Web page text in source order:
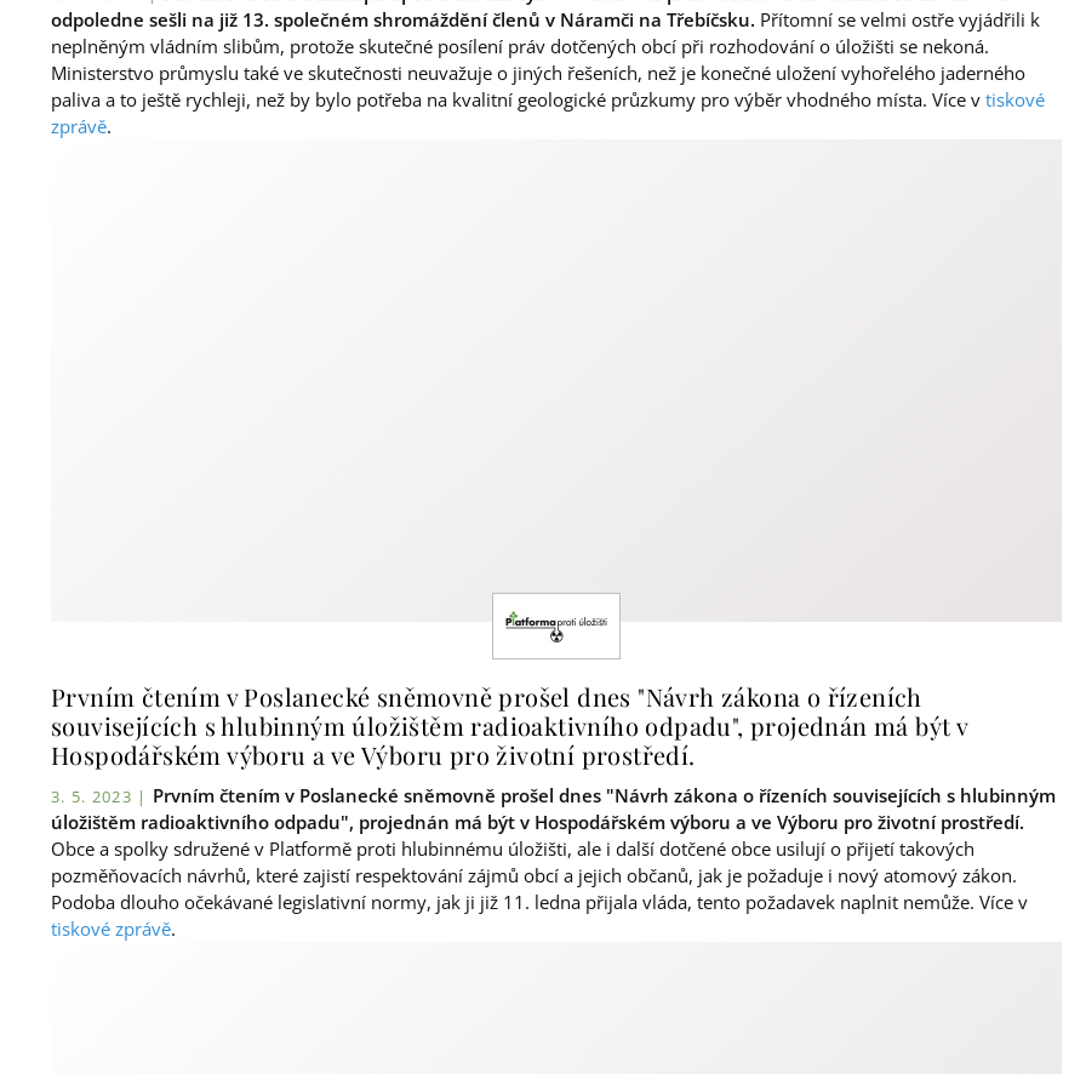
odpoledne sešli na již 13. společném shromáždění členů v Náramči na Třebíčsku. Přítomní se velmi ostře vyjádřili k
neplněným vládním slibům, protože skutečné posílení práv dotčených obcí při rozhodování o úložišti se nekoná.
Ministerstvo průmyslu také ve skutečnosti neuvažuje o jiných řešeních, než je konečné uložení vyhořelého jaderného
paliva a to ještě rychleji, než by bylo potřeba na kvalitní geologické průzkumy pro výběr vhodného místa. Více vtiskové
zprávě.
Prvním čtením v Poslanecké sněmovně prošel dnes "Návrh zákona o řízeních
souvisejících s hlubinným úložištěm radioaktivního odpadu", projednán má být v
Hospodářském výboru a ve Výboru pro životní prostředí.
3. 5. 2023 | Prvním čtením v Poslanecké sněmovně prošel dnes "Návrh zákona o řízeních souvisejících s hlubinným
úložištěm radioaktivního odpadu", projednán má být v Hospodářském výboru a ve Výboru pro životní prostředí.
Obce a spolky sdružené v Platformě proti hlubinnému úložišti, ale i další dotčené obce usilují o přijetí takových
pozměňovacích návrhů, které zajistí respektování zájmů obcí a jejich občanů, jak je požaduje i nový atomový zákon.
Podoba dlouho očekávané legislativní normy, jak ji již 11. ledna přijala vláda, tento požadavek naplnit nemůže. Více v
tiskové zprávě.